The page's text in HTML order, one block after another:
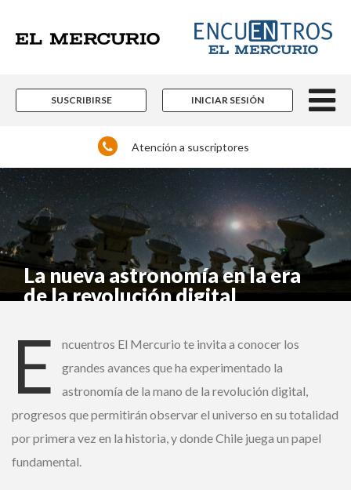
SUSCRIBIRSE INICIAR SESIÓN
Atención a suscriptores
La nueva astronomía en la era
de la revolución digital
E
ncuentros El Mercurio te invita a conocer los
grandes avances que ha experimentado la
astronomía de la mano de la revolución digital,
progresos que permitirán observar el universo en su
totalidad por primera vez en la historia, y donde Chile juega
un papel fundamental.
Suscríbase y continúe
informándose sin límites.
×
Un espacio para informarse y reflexionar con
hacer nacional e internacional que están
marcando pauta en las más diversas áreas
del conocimiento.
Contenidos editoriales, periodísticos y
culturales en múltiples disciplinas.
Si ya es suscriptor de Encuentros El Mercurio:
Ingrese acá
¿Olvidó su contraseña?